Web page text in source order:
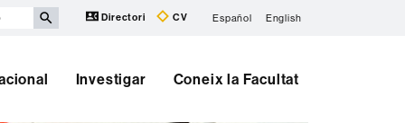
Directori CV Español English
Investigar Coneix la Facultat